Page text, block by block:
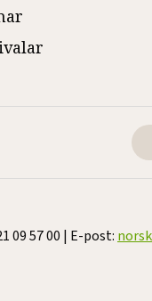
09 57 00 | E-post: